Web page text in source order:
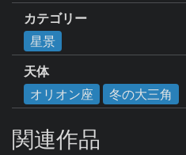
カテゴリー
星景
天体
オリオン座
冬の大三角
関連作品